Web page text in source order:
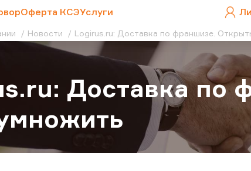
Оферта КСЭУслуги
Новости Logirus.ru: Доставка по франшизе.
Доставка по